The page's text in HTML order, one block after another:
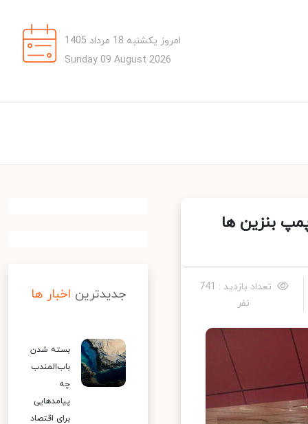
امروز یکشنبه 18 مرداد 1405
Sunday 09 August 2026
بنزین ها
تعداد بازدید : 741
نفر
جدیدترین اخبار ها
بسته شدن
باب‌المندب
چه
پیامدهایی
برای اقتصاد